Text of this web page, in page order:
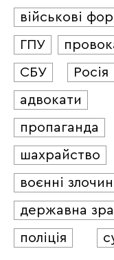
військові
ГПУ
СБУ
Росія
адвокати
пропаганда
шахрайство
воєнні
державна
поліція